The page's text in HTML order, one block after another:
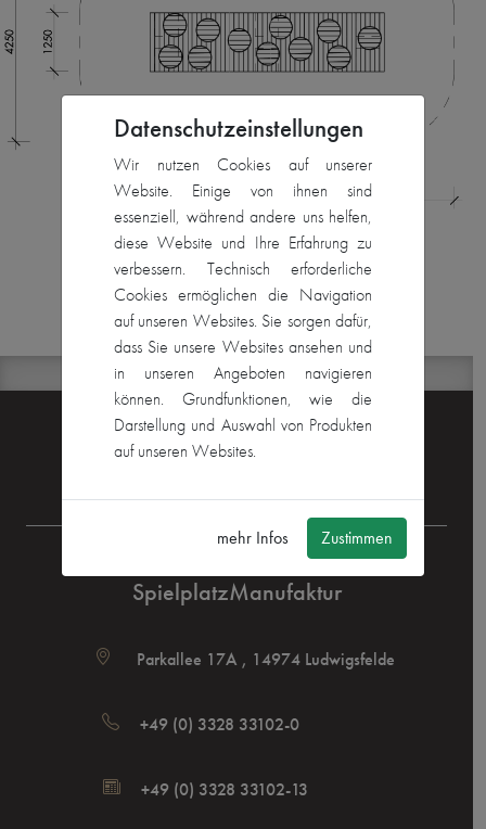
Datenschutzeinstellungen
Wir nutzen Cookies auf unserer
Website. Einige von ihnen sind
essenziell, während andere uns helfen,
diese Website und Ihre Erfahrung zu
verbessern. Technisch erforderliche
Cookies ermöglichen die Navigation
auf unseren Websites. Sie sorgen dafür,
dass Sie unsere Websites ansehen und
in unseren Angeboten navigieren
können. Grundfunktionen, wie die
Darstellung und Auswahl von Produkten
auf unseren Websites.
mehr Infos Zustimmen
Bleib Aktuell:
Instagram
SpielplatzManufaktur
Parkallee 17A , 14974 Ludwigsfelde
+49 (0) 3328 33102-0
+49 (0) 3328 33102-13